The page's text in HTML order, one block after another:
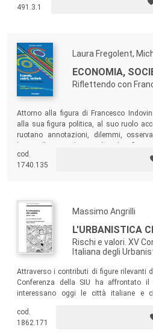
491.3.1
Laura Fregolent,
ECONOMIA,
Riflettendo con
Attorno alla figura di Francesco
alla sua figura politica, al suo ruolo
ruotano annotazioni, dilemmi,
sociale del territorio e sulla pianificazione.
cod.
1740.135
Massimo Angrilli
L'URBANISTICA
Rischi e valori. XV
Italiana degli
Attraverso i contributi di figure rilevanti
Conferenza della SIU ha affrontato
interessano oggi le città italiane e
della società civile nel governo del
cod.
1862.171